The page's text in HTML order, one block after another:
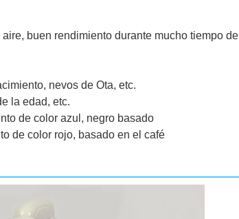
buen rendimiento durante mucho tiempo de
nevos de Ota, etc.
la edad, etc.
de color azul, negro basado
de color rojo, basado en el café